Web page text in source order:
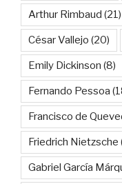
Arthur Rimbaud (21)
César Vallejo (20)
Emily Dickinson (8)
Fernando Pessoa
Francisco de
Friedrich Nietzsche
Gabriel García